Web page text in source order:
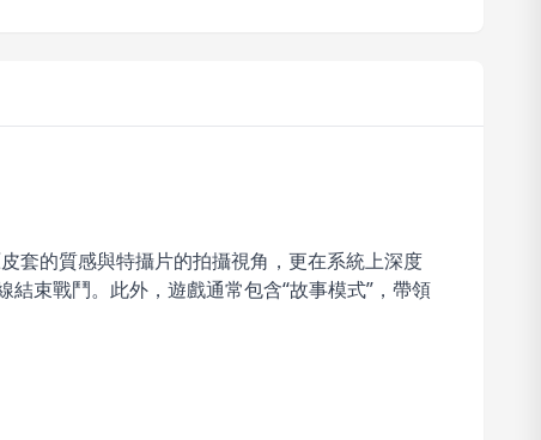
套的質感與特攝片的拍攝視角，更在系統上深度
束戰鬥。此外，遊戲通常包含“故事模式”，帶領